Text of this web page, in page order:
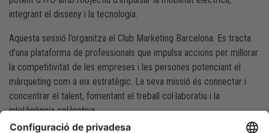
integrant el disseny i la tecnologia.
Aquesta sessió l’organitza el Club Marketing Barcelona. Es tracta
d’una plataforma de professionals que impulsa accions per millorar
la competitivitat de les empreses i les persones potenciant el
màrqueting com a eix estratègic. La seva missió és connectar i
concentrar el talent, fomentant el treball col·laboratiu i la
intel·ligència col·lectiva.